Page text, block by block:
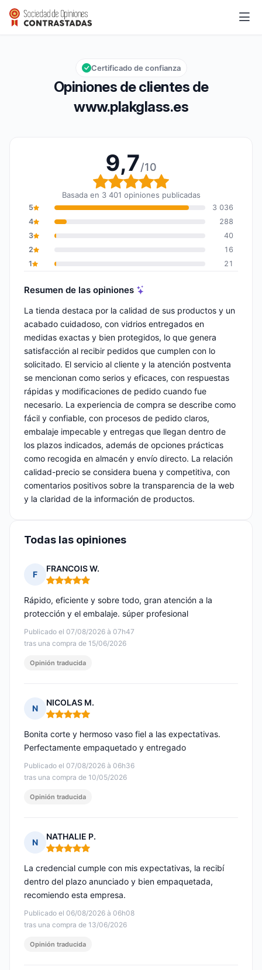
www.plakglass.es
Calificación global: 9,7 de 10
9,7/10
Opiniones de clientes de
www.plakglass.es
Certificado de confianza
9,7/10
Calificación global: 9,7
Basada en 3 401 opiniones publicadas
5
3 036
4
288
3
40
2
16
1
21
Resumen de las opiniones
La tienda destaca por la calidad de sus productos y un
acabado cuidadoso, con vidrios entregados en
medidas exactas y bien protegidos, lo que genera
satisfacción al recibir pedidos que cumplen con lo
solicitado. El servicio al cliente y la atención postventa
se mencionan como serios y eficaces, con respuestas
rápidas y modificaciones de pedido cuando fue
necesario. La experiencia de compra se describe como
fácil y confiable, con procesos de pedido claros,
embalaje impecable y entregas que llegan dentro de
los plazos indicados, además de opciones prácticas
como recogida en almacén y envío directo. La relación
calidad-precio se considera buena y competitiva, con
comentarios positivos sobre la transparencia de la web
y la claridad de la información de productos.
Todas las opiniones
F
FRANCOIS W.
Nota: 5 de 5
Publicado el 07/08/2026 à 07h47
tras una compra de 15/06/2026
Rápido, eficiente y sobre todo, gran atención a la
protección y el embalaje. súper profesional
Opinión traducida
N
NICOLAS M.
Nota: 5 de 5
Publicado el 07/08/2026 à 06h36
tras una compra de 10/05/2026
Bonita corte y hermoso vaso fiel a las expectativas.
Perfectamente empaquetado y entregado
Opinión traducida
N
NATHALIE P.
Nota: 5 de 5
Publicado el 06/08/2026 à 06h08
tras una compra de 13/06/2026
La credencial cumple con mis expectativas, la recibí
dentro del plazo anunciado y bien empaquetada,
recomiendo esta empresa.
Opinión traducida